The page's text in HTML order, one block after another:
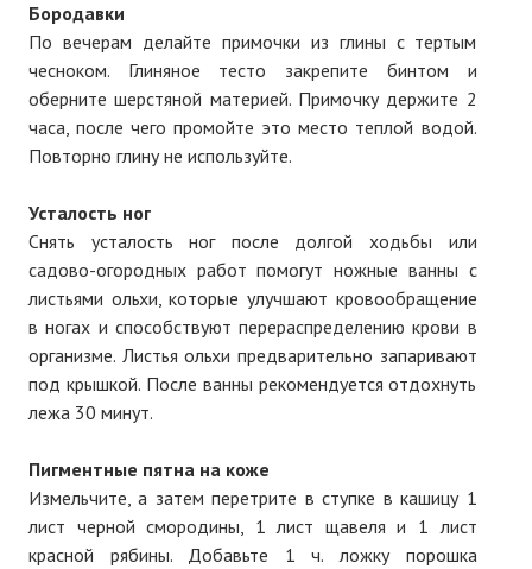
Бородавки
По вечерам делайте примочки из глины с тертым
чесноком. Глиняное тесто закрепите бинтом и
оберните шерстяной материей. Примочку держите 2
часа, после чего промойте это место теплой водой.
Повторно глину не используйте.
Усталость ног
Снять усталость ног после долгой ходьбы или
садово-огородных работ помогут ножные ванны с
листьями ольхи, которые улучшают кровообращение
в ногах и способствуют перераспределению крови в
организме. Листья ольхи предварительно запаривают
под крышкой. После ванны рекомендуется отдохнуть
лежа 30 минут.
Пигментные пятна на коже
Измельчите, а затем перетрите в ступке в кашицу 1
лист черной смородины, 1 лист щавеля и 1 лист
красной рябины. Добавьте 1 ч. ложку порошка